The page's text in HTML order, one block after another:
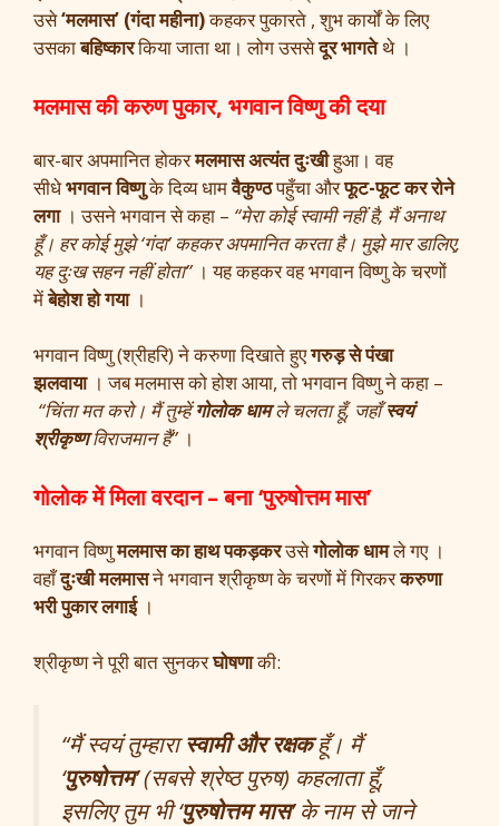
उसे‘मलमास’ (गंदा महीना)कहकर पुकारते , शुभ कार्यों के लिए
उसकाबहिष्कारकिया जाता था। लोग उससेदूर भागतेथे ।
मलमास की करुण पुकार, भगवान विष्णु की दया
बार-बार अपमानित होकरमलमास अत्यंत दुःखीहुआ। वह
सीधेभगवान विष्णुके दिव्य धामवैकुण्ठपहुँचा औरफूट-फूट कर रोने
लगा। उसने भगवान से कहा – “मेरा कोई स्वामी नहीं है, मैं अनाथ
हूँ। हर कोई मुझे ‘गंदा’ कहकर अपमानित करता है। मुझे मार डालिए,
यह दुःख सहन नहीं होता”। यह कहकर वह भगवान विष्णु के चरणों
मेंबेहोश हो गया।
भगवान विष्णु (श्रीहरि) ने करुणा दिखाते हुएगरुड़ से पंखा
झलवाया। जब मलमास को होश आया, तो भगवान विष्णु ने कहा –
“चिंता मत करो। मैं तुम्हेंगोलोक धामले चलता हूँ, जहाँस्वयं
श्रीकृष्णविराजमान हैं”।
गोलोक में मिला वरदान – बना ‘पुरुषोत्तम मास’
भगवान विष्णुमलमास का हाथ पकड़करउसेगोलोक धामले गए ।
वहाँदुःखी मलमासने भगवान श्रीकृष्ण के चरणों में गिरकरकरुणा
भरी पुकार लगाई।
श्रीकृष्ण ने पूरी बात सुनकरघोषणाकी:
“मैं स्वयं तुम्हारास्वामी और रक्षकहूँ। मैं
‘पुरुषोत्तम’ (सबसे श्रेष्ठ पुरुष) कहलाता हूँ,
इसलिए तुम भी ‘पुरुषोत्तम मास’ के नाम से जाने